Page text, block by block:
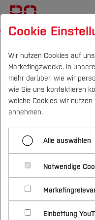
Campus
Studium
Vor dem
Bewerben &
Im Studium
Studienbüros
Nach dem
Forschung
Profil
Forschungs-
Schwerpunkte
Beratung &
Nachhaltigkeit
International
2026
25.06.2026
Hochschule
Spiel, Spaß
das BUK-
Cookie
Wir nutzen Cookies auf
Marketingzwecke. In
mehr darüber, wie wir
wie Sie uns kontaktieren
welche Cookies wir
annehmen.
Alle auswählen
Notwendige
Einbettung